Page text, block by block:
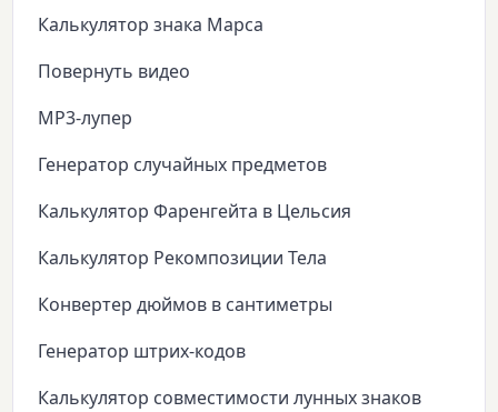
Калькулятор знака Марса
Повернуть видео
MP3-лупер
Генератор случайных предметов
Калькулятор Фаренгейта в Цельсия
Калькулятор Рекомпозиции Тела
Конвертер дюймов в сантиметры
Генератор штрих-кодов
Калькулятор совместимости лунных знаков